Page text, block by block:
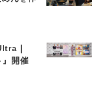
｜
開催